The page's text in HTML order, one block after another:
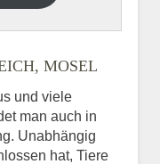
MOSEL
und viele
man auch in
Unabhängig
hat, Tiere